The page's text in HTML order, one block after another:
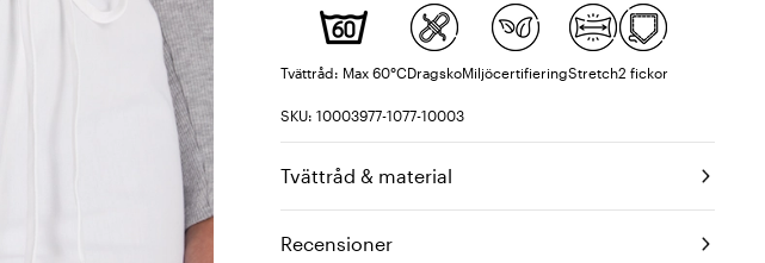
Tvättråd: Max 60°CDragskoMiljöcertifieringStretch2 fickor
SKU: 10003977-1077-10003
Tvättråd & material
Recensioner